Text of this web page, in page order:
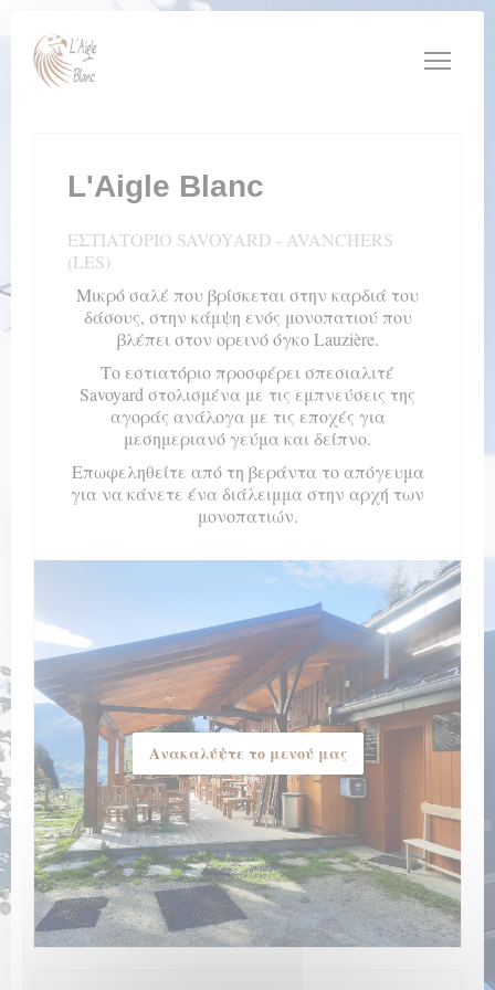
Πίνακας διαχείρισης "Μπισκότων" (Cookies)
L'Aigle Blanc
ΕΣΤΙΑΤΌΡΙΟ SAVOYARD - AVANCHERS
(LES)
Μικρό σαλέ που βρίσκεται στην καρδιά του
δάσους, στην κάμψη ενός μονοπατιού που
βλέπει στον ορεινό όγκο Lauzière.
Το εστιατόριο προσφέρει σπεσιαλιτέ
Savoyard στολισμένα με τις εμπνεύσεις της
αγοράς ανάλογα με τις εποχές για
μεσημεριανό γεύμα και δείπνο.
Επωφεληθείτε από τη βεράντα το απόγευμα
για να κάνετε ένα διάλειμμα στην αρχή των
μονοπατιών.
Ανακαλύψτε το μενού μας